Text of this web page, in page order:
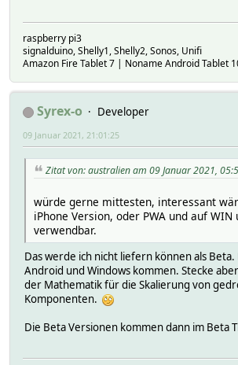
raspberry pi3
signalduino, Shelly1, Shelly2, Sonos, Unifi
Amazon Fire Tablet 7 | Noname Android Tablet
Syrex-o
Developer
09 Januar 2021, 21:01:25
Zitat von: australien am 09 Januar 2021,
würde gerne mittesten, interessant
iPhone Version, oder PWA und auf WIN
verwendbar.
Das werde ich nicht liefern können als
Android und Windows kommen. Stecke
der Mathematik für die Skalierung von
Komponenten.
Die Beta Versionen kommen dann im Beta